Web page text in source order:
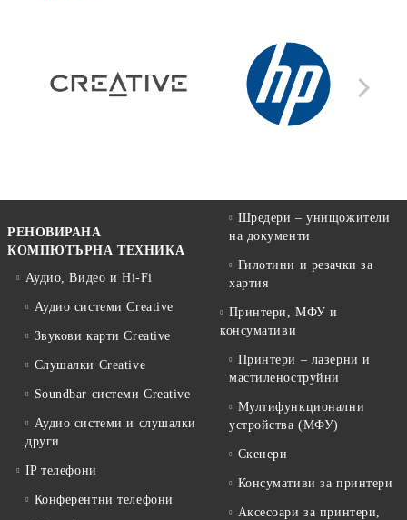
РЕНОВИРАНА
КОМПЮТЪРНА ТЕХНИКА
Аудио, Видео и Hi-Fi
Аудио системи Creative
Звукови карти Creative
Слушалки Creative
Soundbar системи Creative
Аудио системи и слушалки
други
IP телефони
Конферентни телефони
Шредери – унищожители
на документи
Гилотини и резачки за
хартия
Принтери, МФУ и
консумативи
Принтери – лазерни и
мастиленоструйни
Мултифункционални
устройства (МФУ)
Скенери
Консумативи за принтери
Аксесоари за принтери,